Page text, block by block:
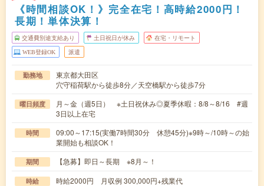
《時間相談OK！》完全在宅！高時給2000円！
長期！単体決算！
交通費別途支給あり 土日祝日が休み 在宅・リモート
WEB登録OK 派遣
勤務地
東京都大田区
穴守稲荷駅から徒歩8分／天空橋駅から徒歩7分
曜日頻度
月～金（週5日） ※土日祝休み◎夏季休暇：8/8～8/16 #週
3日以上在宅
時間
09:00～17:15(実働7時間30分 休憩45分)※9時～/10時～の始
業開始も相談OK！
期間 【急募】即日～長期 ※8月～！
時給 時給2000円 月収例 300,000円+残業代